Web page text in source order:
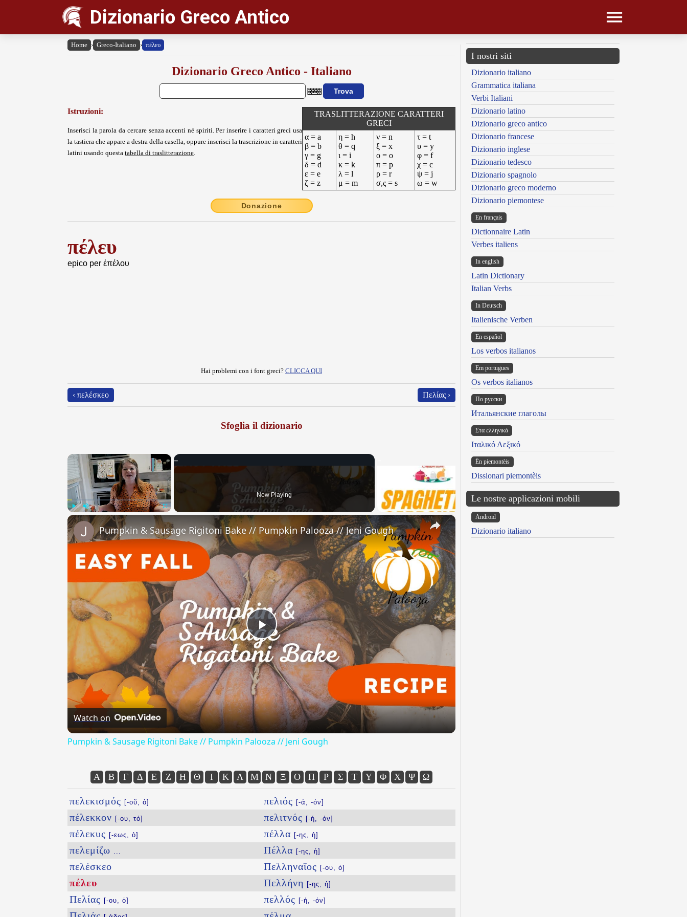
Dizionario Greco Antico
Home › Greco-Italiano › πέλευ
Dizionario Greco Antico - Italiano
Istruzioni:
Inserisci la parola da cercare senza accenti né spiriti. Per inserire i caratteri greci usa
la tastiera che appare a destra della casella, oppure inserisci la trascrizione in caratteri
latini usando questa tabella di traslitterazione.
TRASLITTERAZIONE CARATTERI
GRECI
α = a
β = b
γ = g
δ = d
ε = e
ζ = z
η = h
θ = q
ι = i
κ = k
λ = l
μ = m
ν = n
ξ = x
ο = o
π = p
ρ = r
σ,ς = s
τ = t
υ = y
φ = f
χ = c
ψ = j
ω = w
Donazione
πέλευ
epico per ἐπέλου
Hai problemi con i font greci? CLICCA QUI
‹ πελέσκεο Πελίας ›
Sfoglia il dizionario
×
Play Unmute
Now Playing
×
Play
Video
Pumpkin & Sausage Rigitoni Bake // Pumpkin Palooza // Jeni Gough
Watch on
Pumpkin & Sausage Rigitoni Bake // Pumpkin Palooza // Jeni Gough
Α Β Γ Δ Ε Ζ Η Θ Ι Κ Λ Μ Ν Ξ Ο Π Ρ Σ Τ Υ Φ Χ Ψ Ω
πελεκισμός [-οῦ, ὁ]
πέλεκκον [-ου, τό]
πέλεκυς [-εως, ὁ]
πελεμίζω
πελέσκεο
πέλευ
Πελίας [-ου, ὁ]
πελιός [-ά, -όν]
πελιτνός [-ή, -όν]
πέλλα [-ης, ἡ]
Πέλλα [-ης, ἡ]
Πελληναῖος [-ου, ὁ]
Πελλήνη [-ης, ἡ]
πελλός [-ή, -όν]
I nostri siti
Dizionario italiano
Grammatica italiana
Verbi Italiani
Dizionario latino
Dizionario greco antico
Dizionario francese
Dizionario inglese
Dizionario tedesco
Dizionario spagnolo
Dizionario greco moderno
Dizionario piemontese
En français
Dictionnaire Latin
Verbes italiens
In english
Latin Dictionary
Italian Verbs
In Deutsch
Italienische Verben
En español
Los verbos italianos
Em portugues
Os verbos italianos
По русски
Итальянские глаголы
Στα ελληνικά
Ιταλικό Λεξικό
Ën piemontèis
Dissionari piemontèis
Le nostre applicazioni mobili
Android
Dizionario italiano